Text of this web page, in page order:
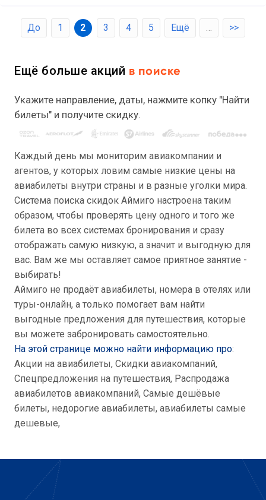
До 1 2 3 4 5 Ещё … >>
Ещё больше акций в поиске
Укажите направление, даты, нажмите копку "Найти
билеты" и получите скидку.
Каждый день мы мониторим авиакомпании и
агентов, у которых ловим самые низкие цены на
авиабилеты внутри страны и в разные уголки мира.
Система поиска скидок Аймиго настроена таким
образом, чтобы проверять цену одного и того же
билета во всех системах бронирования и сразу
отображать самую низкую, а значит и выгодную для
вас. Вам же мы оставляет самое приятное занятие -
выбирать!
Аймиго не продаёт авиабилеты, номера в отелях или
туры-онлайн, а только помогает вам найти
выгодные предложения для путешествия, которые
вы можете забронировать самостоятельно.
На этой странице можно найти информацию про:
Акции на авиабилеты, Скидки авиакомпаний,
Спецпредложения на путешествия, Распродажа
авиабилетов авиакомпаний, Самые дешёвые
билеты, недорогие авиабилеты, авиабилеты самые
дешевые,